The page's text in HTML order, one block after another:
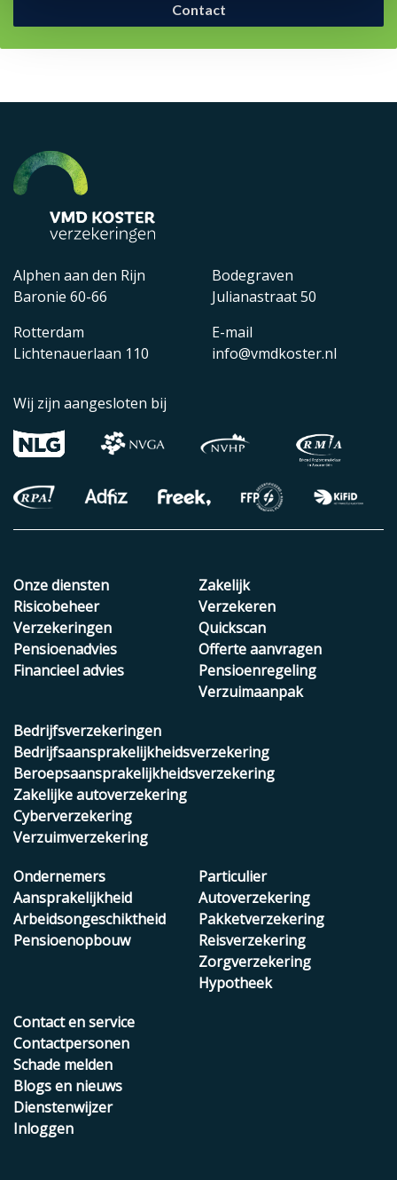
Contact
Alphen aan den Rijn
Baronie 60-66
Rotterdam
Lichtenauerlaan 110
Bodegraven
Julianastraat 50
E-mail
info@vmdkoster.nl
Wij zijn aangesloten bij
Onze diensten
Risicobeheer
Verzekeringen
Pensioenadvies
Financieel advies
Zakelijk
Verzekeren
Quickscan
Offerte aanvragen
Pensioenregeling
Verzuimaanpak
Bedrijfsverzekeringen
Bedrijfsaansprakelijkheidsverzekering
Beroepsaansprakelijkheidsverzekering
Zakelijke autoverzekering
Cyberverzekering
Verzuimverzekering
Ondernemers
Aansprakelijkheid
Arbeidsongeschiktheid
Pensioenopbouw
Particulier
Autoverzekering
Pakketverzekering
Reisverzekering
Zorgverzekering
Hypotheek
Contact en service
Contactpersonen
Schade melden
Blogs en nieuws
Dienstenwijzer
Inloggen